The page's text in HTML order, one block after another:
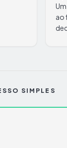
ao
SIMPLES